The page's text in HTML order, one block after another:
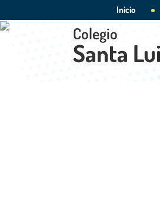
Inicio
Colegio
Santa